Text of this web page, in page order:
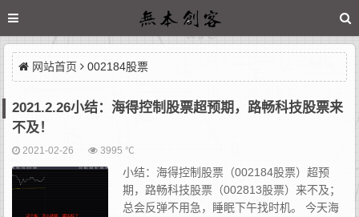
网站首页 002184股票
2021.2.26小结：海得控制股票超预期，路畅科技股票来
不及！
2021-02-26 3995 ℃
小结：海得控制股票（002184股票）超预
期，路畅科技股票（002813股票）来不及；
总会反弹不用急，睡眠下午找时机。 今天海